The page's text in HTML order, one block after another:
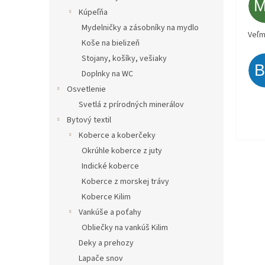
Kúpeľňa
Mydelničky a zásobníky na mydlo
Koše na bielizeň
Stojany, košíky, vešiaky
Doplnky na WC
Osvetlenie
Svetlá z prírodných minerálov
Bytový textil
Koberce a koberčeky
Okrúhle koberce z juty
Indické koberce
Koberce z morskej trávy
Koberce Kilim
Vankúše a poťahy
Obliečky na vankúš Kilim
Deky a prehozy
Lapače snov